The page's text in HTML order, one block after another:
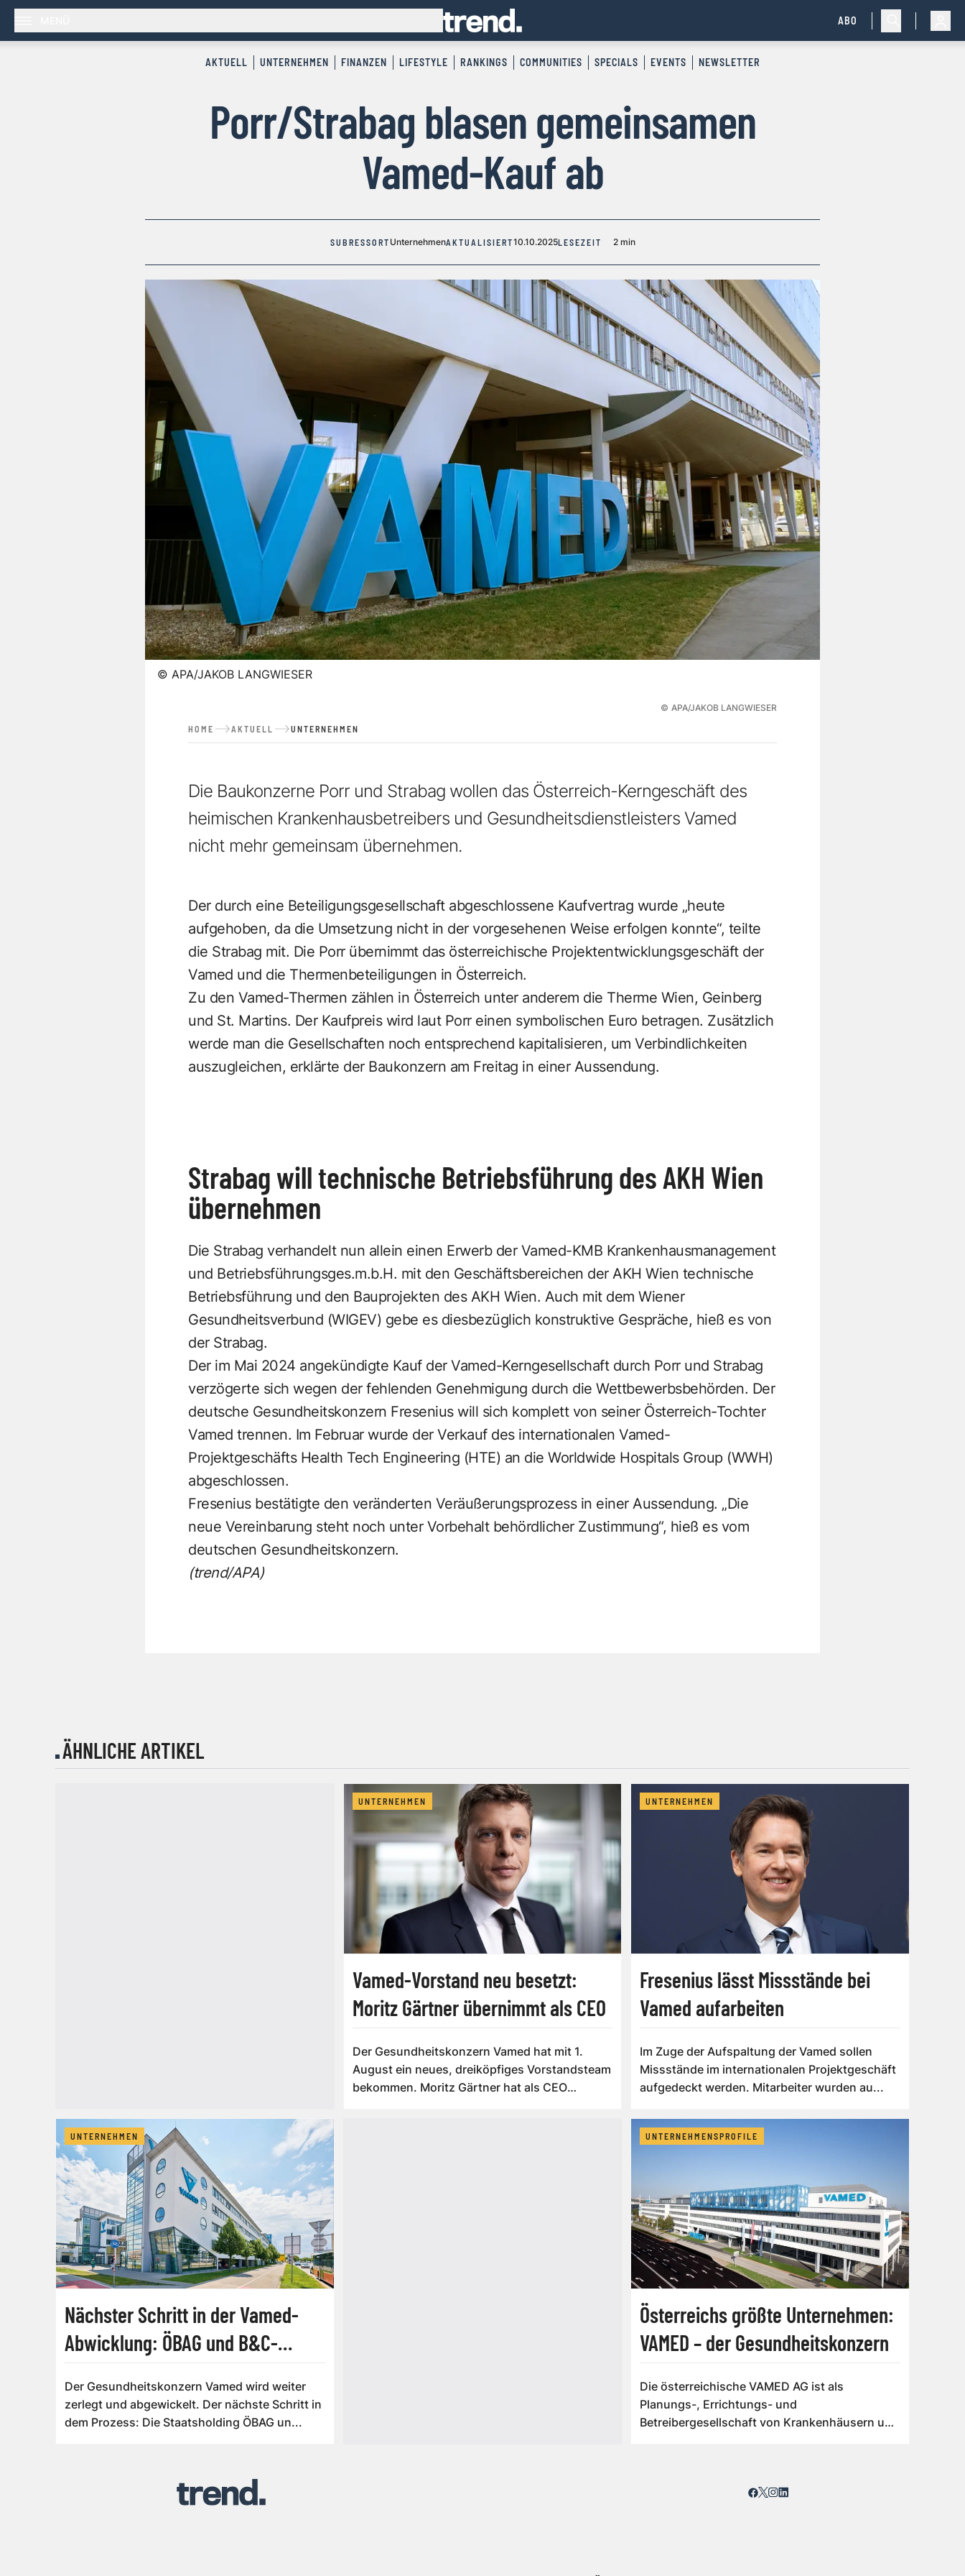
ABO
AKTUELL UNTERNEHMEN FINANZEN LIFESTYLE RANKINGS COMMUNITIES SPECIALS EVENTS NEWSLETTER
Porr/Strabag blasen gemeinsamen
Vamed-Kauf ab
SUBRESSORT UnternehmenAKTUALISIERT10.10.2025LESEZEIT 2 min
© APA/JAKOB LANGWIESER
© APA/JAKOB LANGWIESER
HOME AKTUELL UNTERNEHMEN
Die Baukonzerne Porr und Strabag wollen das Österreich-Kerngeschäft des
heimischen Krankenhausbetreibers und Gesundheitsdienstleisters Vamed
nicht mehr gemeinsam übernehmen.
Der durch eine Beteiligungsgesellschaft abgeschlossene Kaufvertrag wurde „heute
aufgehoben, da die Umsetzung nicht in der vorgesehenen Weise erfolgen konnte“, teilte
die Strabag mit. Die Porr übernimmt das österreichische Projektentwicklungsgeschäft der
Vamed und die Thermenbeteiligungen in Österreich.
Zu den Vamed-Thermen zählen in Österreich unter anderem die Therme Wien, Geinberg
und St. Martins. Der Kaufpreis wird laut Porr einen symbolischen Euro betragen. Zusätzlich
werde man die Gesellschaften noch entsprechend kapitalisieren, um Verbindlichkeiten
auszugleichen, erklärte der Baukonzern am Freitag in einer Aussendung.
Strabag will technische Betriebsführung des AKH Wien
übernehmen
Die Strabag verhandelt nun allein einen Erwerb der Vamed-KMB Krankenhausmanagement
und Betriebsführungsges.m.b.H. mit den Geschäftsbereichen der AKH Wien technische
Betriebsführung und den Bauprojekten des AKH Wien. Auch mit dem Wiener
Gesundheitsverbund (WIGEV) gebe es diesbezüglich konstruktive Gespräche, hieß es von
der Strabag.
Der im Mai 2024 angekündigte Kauf der Vamed-Kerngesellschaft durch Porr und Strabag
verzögerte sich wegen der fehlenden Genehmigung durch die Wettbewerbsbehörden. Der
deutsche Gesundheitskonzern Fresenius will sich komplett von seiner Österreich-Tochter
Vamed trennen. Im Februar wurde der Verkauf des internationalen Vamed-
Projektgeschäfts Health Tech Engineering (HTE) an die Worldwide Hospitals Group (WWH)
abgeschlossen.
Fresenius bestätigte den veränderten Veräußerungsprozess in einer Aussendung. „Die
neue Vereinbarung steht noch unter Vorbehalt behördlicher Zustimmung“, hieß es vom
deutschen Gesundheitskonzern.
(trend/APA)
ÄHNLICHE ARTIKEL
UNTERNEHMEN
Vamed-Vorstand neu besetzt:
Moritz Gärtner übernimmt als CEO
Der Gesundheitskonzern Vamed hat mit 1.
August ein neues, dreiköpfiges Vorstandsteam
bekommen. Moritz Gärtner hat als CEO
UNTERNEHMEN
Fresenius lässt Missstände bei
Vamed aufarbeiten
Im Zuge der Aufspaltung der Vamed sollen
Missstände im internationalen Projektgeschäft
aufgedeckt werden. Mitarbeiter wurden au...
UNTERNEHMEN
Nächster Schritt in der Vamed-
Abwicklung: ÖBAG und B&C-
Der Gesundheitskonzern Vamed wird weiter
zerlegt und abgewickelt. Der nächste Schritt in
dem Prozess: Die Staatsholding ÖBAG un...
UNTERNEHMENSPROFILE
Österreichs größte Unternehmen:
VAMED – der Gesundheitskonzern
Die österreichische VAMED AG ist als
Planungs-, Errichtungs- und
Betreibergesellschaft von Krankenhäusern und